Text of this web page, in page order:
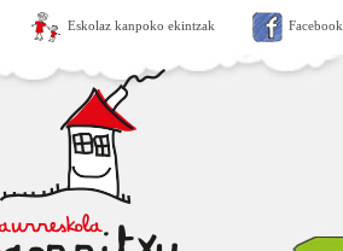
Eskolaz kanpoko ekintzak Facebook